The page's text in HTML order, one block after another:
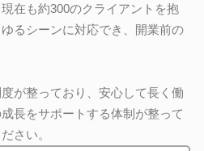
在も約300のクライアントを抱
るシーンに対応でき、開業前の
が整っており、安心して長く働
長をサポートする体制が整って
さい。